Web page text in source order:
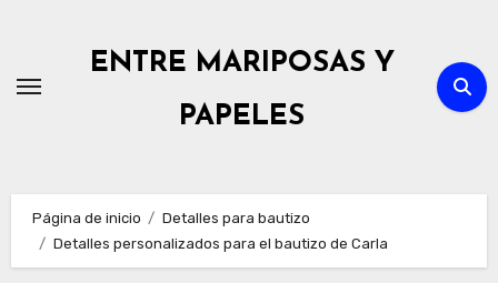
contenido
ENTRE MARIPOSAS Y
PAPELES
Página de inicio
Detalles para bautizo
Detalles personalizados para el bautizo de Carla